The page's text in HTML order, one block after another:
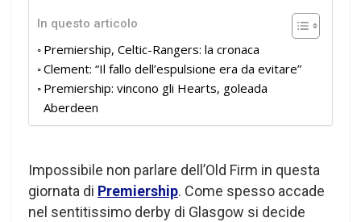
In questo articolo
Premiership, Celtic-Rangers: la cronaca
Clement: “Il fallo dell’espulsione era da evitare”
Premiership: vincono gli Hearts, goleada
Aberdeen
Impossibile non parlare dell’Old Firm in questa
giornata di Premiership. Come spesso accade
nel sentitissimo derby di Glasgow si decide